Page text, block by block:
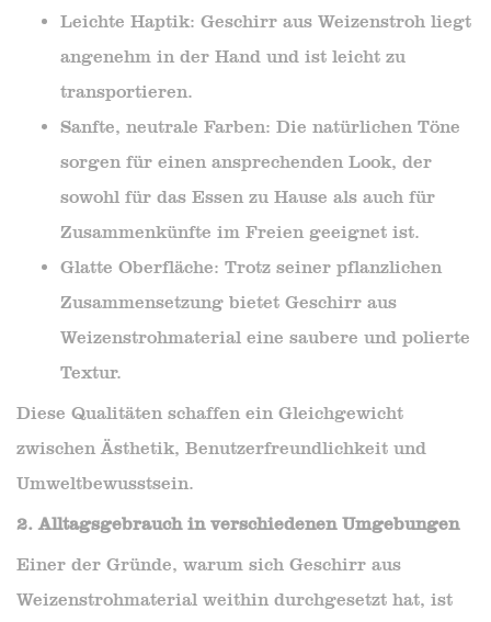
Leichte Haptik: Geschirr aus Weizenstroh liegt
angenehm in der Hand und ist leicht zu
transportieren.
Sanfte, neutrale Farben: Die natürlichen Töne
sorgen für einen ansprechenden Look, der
sowohl für das Essen zu Hause als auch für
Zusammenkünfte im Freien geeignet ist.
Glatte Oberfläche: Trotz seiner pflanzlichen
Zusammensetzung bietet Geschirr aus
Weizenstrohmaterial eine saubere und polierte
Textur.
Diese Qualitäten schaffen ein Gleichgewicht
zwischen Ästhetik, Benutzerfreundlichkeit und
Umweltbewusstsein.
2. Alltagsgebrauch in verschiedenen Umgebungen
Einer der Gründe, warum sich Geschirr aus
Weizenstrohmaterial weithin durchgesetzt hat, ist